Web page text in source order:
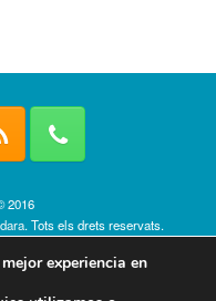
2016
. Tots els drets reservats.
experiencia en